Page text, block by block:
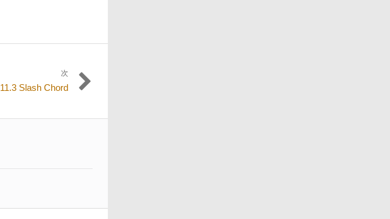
次
11.3 Slash Chord